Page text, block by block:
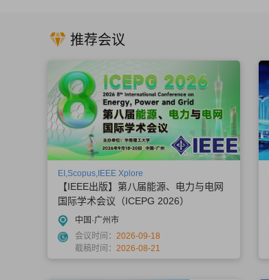
推荐会议
EI,Scopus,IEEE Xplore
【IEEE出版】第八届能源、电力与电网
国际学术会议（ICEPG 2026）
中国·广州市
会议时间： 2026-09-18
截稿时间： 2026-08-21